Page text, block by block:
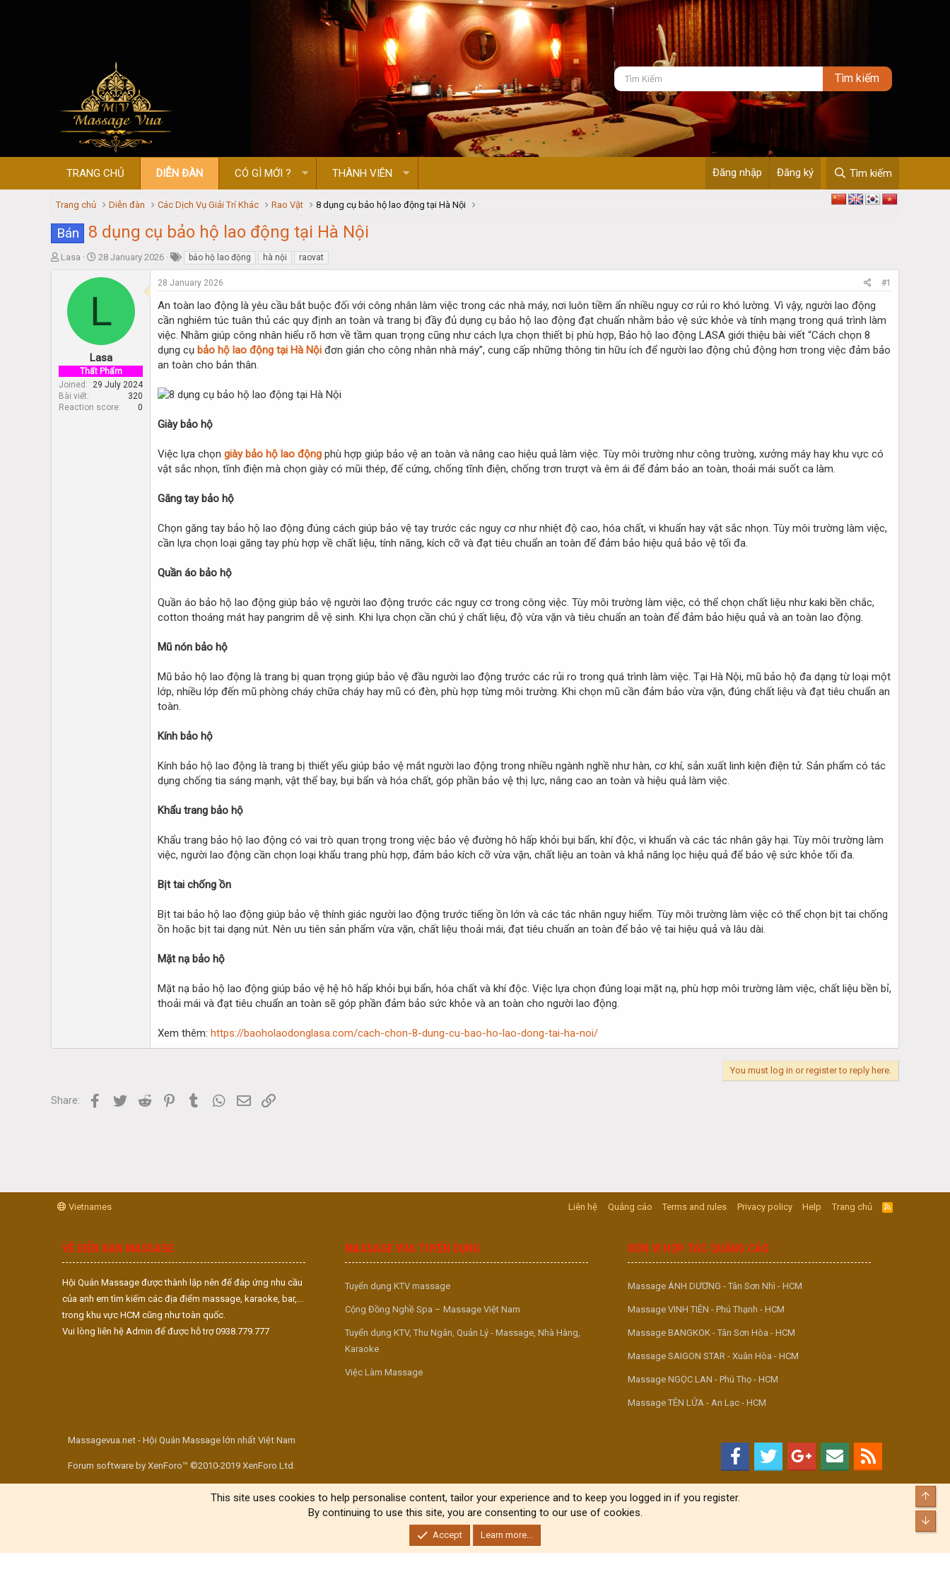
TRANG CHỦ DIỄN ĐÀN CÓ GÌ MỚI ? THÀNH VIÊN Đăng nhập Đăng ký Tìm kiếm
Trang chủ Diễn đàn Các Dịch Vụ Giải Trí Khác Rao Vặt 8 dụng cụ bảo hộ lao động tại Hà Nội
Bán 8 dụng cụ bảo hộ lao động tại Hà Nội
T
t
e
r
Lasa
S
d
t
e
28 January 2026 bảo hộ lao động hà nội raovat
L
Lasa
Thất Phẩm
Joined
29 July 2024
Bài viết
320
Reaction score
0
28 January 2026 #1
An toàn lao động là yêu cầu bắt buộc đối với công nhân làm việc trong các nhà máy, nơi luôn tiềm ẩn nhiều nguy cơ rủi ro khó lường. Vì vậy, người lao động
cần nghiêm túc tuân thủ các quy định an toàn và trang bị đầy đủ dụng cụ bảo hộ lao động đạt chuẩn nhằm bảo vệ sức khỏe và tính mạng trong quá trình làm
việc. Nhằm giúp công nhân hiểu rõ hơn về tầm quan trọng cũng như cách lựa chọn thiết bị phù hợp, Bảo hộ lao động LASA giới thiệu bài viết “Cách chọn 8
dụng cụ bảo hộ lao động tại Hà Nội đơn giản cho công nhân nhà máy”, cung cấp những thông tin hữu ích để người lao động chủ động hơn trong việc đảm bảo
an toàn cho bản thân.
Giày bảo hộ
Việc lựa chọn giày bảo hộ lao động phù hợp giúp bảo vệ an toàn và nâng cao hiệu quả làm việc. Tùy môi trường như công trường, xưởng máy hay khu vực có
vật sắc nhọn, tĩnh điện mà chọn giày có mũi thép, đế cứng, chống tĩnh điện, chống trơn trượt và êm ái để đảm bảo an toàn, thoải mái suốt ca làm.
Găng tay bảo hộ
Chọn găng tay bảo hộ lao động đúng cách giúp bảo vệ tay trước các nguy cơ như nhiệt độ cao, hóa chất, vi khuẩn hay vật sắc nhọn. Tùy môi trường làm việc,
cần lựa chọn loại găng tay phù hợp về chất liệu, tính năng, kích cỡ và đạt tiêu chuẩn an toàn để đảm bảo hiệu quả bảo vệ tối đa.
Quần áo bảo hộ
Quần áo bảo hộ lao động giúp bảo vệ người lao động trước các nguy cơ trong công việc. Tùy môi trường làm việc, có thể chọn chất liệu như kaki bền chắc,
cotton thoáng mát hay pangrim dễ vệ sinh. Khi lựa chọn cần chú ý chất liệu, độ vừa vặn và tiêu chuẩn an toàn để đảm bảo hiệu quả và an toàn lao động.
Mũ nón bảo hộ
Mũ bảo hộ lao động là trang bị quan trọng giúp bảo vệ đầu người lao động trước các rủi ro trong quá trình làm việc. Tại Hà Nội, mũ bảo hộ đa dạng từ loại một
lớp, nhiều lớp đến mũ phòng cháy chữa cháy hay mũ có đèn, phù hợp từng môi trường. Khi chọn mũ cần đảm bảo vừa vặn, đúng chất liệu và đạt tiêu chuẩn an
toàn.
Kính bảo hộ
Kính bảo hộ lao động là trang bị thiết yếu giúp bảo vệ mắt người lao động trong nhiều ngành nghề như hàn, cơ khí, sản xuất linh kiện điện tử. Sản phẩm có tác
dụng chống tia sáng mạnh, vật thể bay, bụi bẩn và hóa chất, góp phần bảo vệ thị lực, nâng cao an toàn và hiệu quả làm việc.
Khẩu trang bảo hộ
Khẩu trang bảo hộ lao động có vai trò quan trọng trong việc bảo vệ đường hô hấp khỏi bụi bẩn, khí độc, vi khuẩn và các tác nhân gây hại. Tùy môi trường làm
việc, người lao động cần chọn loại khẩu trang phù hợp, đảm bảo kích cỡ vừa vặn, chất liệu an toàn và khả năng lọc hiệu quả để bảo vệ sức khỏe tối đa.
Bịt tai chống ồn
Bịt tai bảo hộ lao động giúp bảo vệ thính giác người lao động trước tiếng ồn lớn và các tác nhân nguy hiểm. Tùy môi trường làm việc có thể chọn bịt tai chống
ồn hoặc bịt tai dạng nút. Nên ưu tiên sản phẩm vừa vặn, chất liệu thoải mái, đạt tiêu chuẩn an toàn để bảo vệ tai hiệu quả và lâu dài.
Mặt nạ bảo hộ
Mặt nạ bảo hộ lao động giúp bảo vệ hệ hô hấp khỏi bụi bẩn, hóa chất và khí độc. Việc lựa chọn đúng loại mặt nạ, phù hợp môi trường làm việc, chất liệu bền bỉ,
thoải mái và đạt tiêu chuẩn an toàn sẽ góp phần đảm bảo sức khỏe và an toàn cho người lao động.
Xem thêm: https://baoholaodonglasa.com/cach-chon-8-dung-cu-bao-ho-lao-dong-tai-ha-noi/
You must log in or register to reply here.
Share: Facebook
Twitter Reddit PinterestTumblr WhatsApp
Email
Vietnames Liên hệ Quảng cáo Terms and rules Privacy policy Help Trang chủ
R
S
VỀ DIỄN ĐÀN MASSAGE
Hội Quán Massage được thành lập nên để đáp ứng nhu cầu
của anh em tìm kiếm các địa điểm massage, karaoke, bar,...
trong khu vực HCM cũng như toàn quốc.
Vui lòng liên hệ Admin để được hỗ trợ 0938.779.777
MASSAGE VUA TUYỂN DỤNG
Tuyển dụng KTV massage
Cộng Đồng Nghề Spa – Massage Việt Nam
Tuyển dụng KTV, Thu Ngân, Quản Lý - Massage, Nhà Hàng,
Karaoke
Việc Làm Massage
ĐƠN VỊ HỢP TÁC QUẢNG CÁO
Massage ÁNH DƯƠNG - Tân Sơn Nhì - HCM
Massage VINH TIÊN - Phú Thạnh - HCM
Massage BANGKOK - Tân Sơn Hòa - HCM
Massage SAIGON STAR - Xuân Hòa - HCM
Massage NGỌC LAN - Phú Thọ - HCM
Massage TÊN LỬA - An Lạc - HCM
Massagevua.net - Hội Quán Massage lớn nhất Việt Nam
Forum software by XenForo™ ©2010-2019 XenForo Ltd.
This site uses cookies to help personalise content, tailor your experience and to keep you logged in if you register.
By continuing to use this site, you are consenting to our use of cookies.
Accept Learn more...
Top